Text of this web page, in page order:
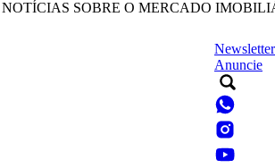
NOTÍCIAS SOBRE O MERCADO
Newsletter
Anuncie